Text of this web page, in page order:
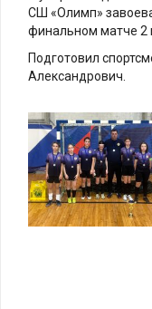
СШ «Олимп»
финальном матче 2
Подготовил
Александрович.